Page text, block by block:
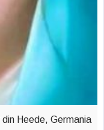
Heede, Germania